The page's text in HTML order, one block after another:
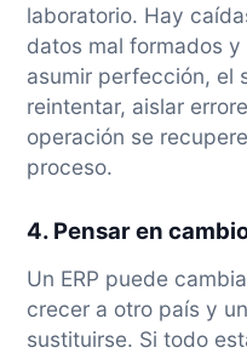
laboratorio. Hay
datos mal formados
asumir perfección, el
reintentar, aislar
operación se
proceso.
4. Pensar en
Un ERP puede
crecer a otro país y
sustituirse. Si todo